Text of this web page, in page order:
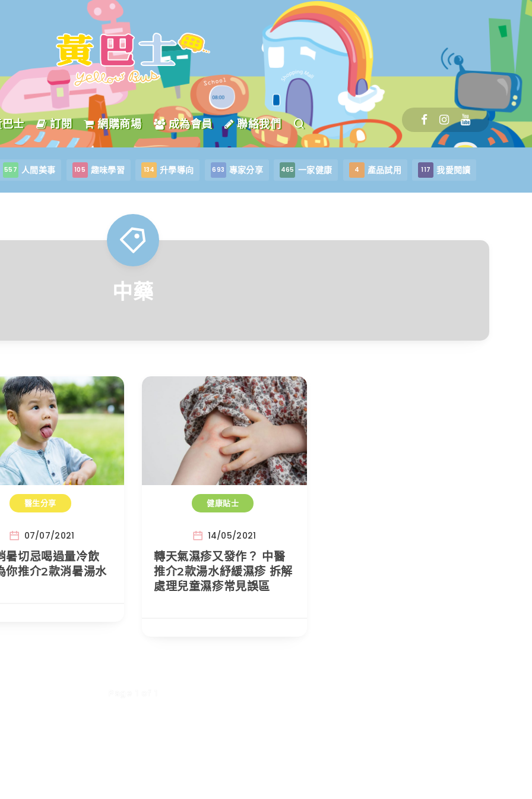
士 訂閱 網購商場 成為會員 聯絡我們
557 人間美事 105 趣味學習 134 升學導向 693 專家分享 465 一家健康 4 產品試用 117 我愛閱讀
中藥
醫生分享
07/07/2021
暑切忌喝過量冷飲
你推介2款消暑湯水
健康貼士
14/05/2021
轉天氣濕疹又發作？ 中醫
推介2款湯水紓緩濕疹 拆解
處理兒童濕疹常見誤區